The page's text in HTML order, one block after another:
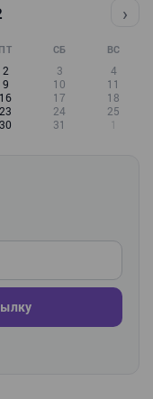
›
ПТ СБ ВС
2 3
4
9 10
11
16 17
18
23 24
25
30 31 1